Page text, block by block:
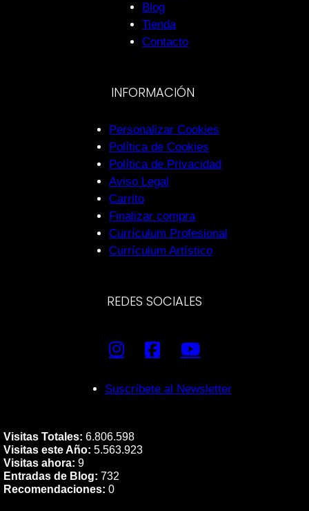
Blog
Tienda
Contacto
INFORMACIÓN
Personalizar Cookies
Política de Cookies
Política de Privacidad
Aviso Legal
Carrito
Finalizar compra
Currículum Profesional
Currículum Artístico
REDES SOCIALES
Suscríbete al Newsletter
Visitas Totales: 6.806.598
Visitas este Año: 5.563.923
Visitas ahora: 9
Entradas de Blog: 732
Recomendaciones: 0